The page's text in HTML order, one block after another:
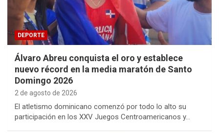
DEPORTE
Álvaro Abreu conquista el oro y establece
nuevo récord en la media maratón de Santo
Domingo 2026
2 de agosto de 2026
El atletismo dominicano comenzó por todo lo alto su
participación en los XXV Juegos Centroamericanos y…